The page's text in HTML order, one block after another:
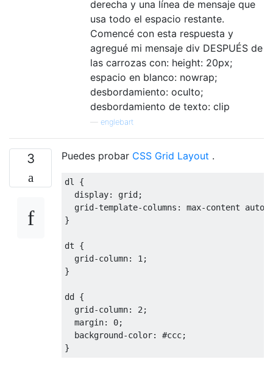
</div>
</body>
</html>
derecha y una línea de mensaje que
usa todo el espacio restante.
Comencé con esta respuesta y
agregué mi mensaje div DESPUÉS de
las carrozas con: height: 20px;
espacio en blanco: nowrap;
desbordamiento: oculto;
desbordamiento de texto: clip
englebart
3 Puedes probar CSS Grid Layout .
dl {
display: grid;
grid-template-columns : max-content auto
}
dt {
grid-column: 1 ;
}
dd {
grid-column: 2 ;
margin: 0;
background-color: #ccc;
}